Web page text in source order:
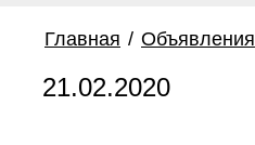
Главная / Объявления
21.02.2020